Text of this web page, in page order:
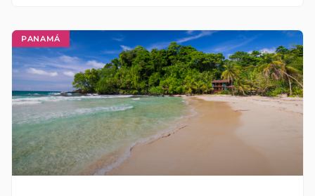
PANAMÁ